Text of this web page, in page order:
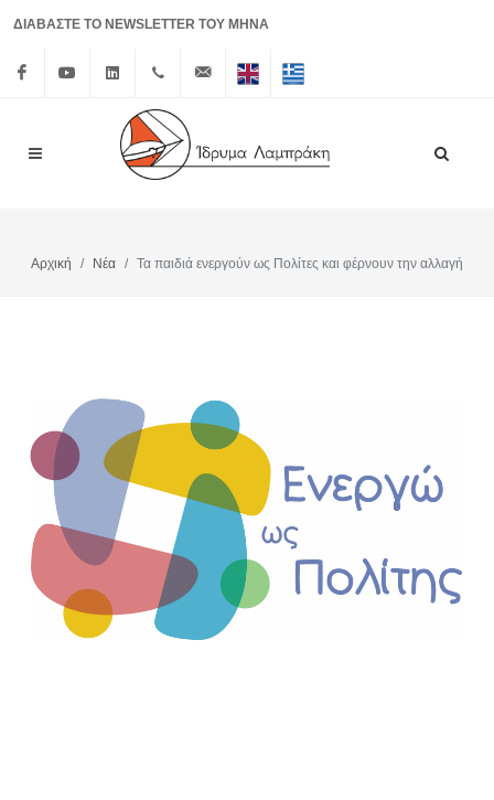
ΔΙΑΒΑΣΤΕ ΤΟ NEWSLETTER ΤΟΥ ΜΗΝΑ
Linkedin+30 210
3626150
info@lrf.gr
Αρχική Νέα Τα παιδιά ενεργούν ως Πολίτες και φέρνουν την αλλαγή